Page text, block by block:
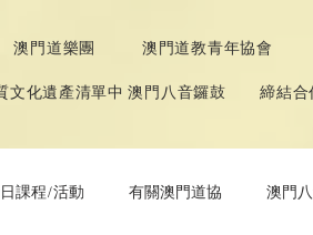
澳門道樂團 澳門道教青年協會
文化遺產清單中 澳門八音鑼鼓 締結合
課程/活動 有關澳門道協 澳門